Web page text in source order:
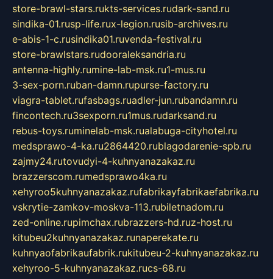
store-brawl-stars.rukts-services.rudark-sand.ru
sindika-01.rusp-life.rux-legion.rusib-archives.ru
e-abis-1-c.rusindika01.ruvenda-festival.ru
store-brawlstars.rudooraleksandria.ru
antenna-highly.rumine-lab-msk.ru1-mus.ru
3-sex-porn.ruban-damn.rupurse-factory.ru
viagra-tablet.rufasbags.ruadler-jun.rubandamn.ru
fincontech.ru3sexporn.ru1mus.rudarksand.ru
rebus-toys.ruminelab-msk.rualabuga-cityhotel.ru
medsprawo-4-ka.ru2864420.rublagodarenie-spb.ru
zajmy24.rutovudyi-4-kuhnyanazakaz.ru
brazzerscom.rumedsprawo4ka.ru
xehyroo5kuhnyanazakaz.rufabrikayfabrikaefabrika.ru
vskrytie-zamkov-moskva-113.rubiletnadom.ru
zed-online.rupimchax.rubrazzers-hd.ruz-host.ru
kitubeu2kuhnyanazakaz.runaperekate.ru
kuhnyaofabrikaufabrik.rukitubeu-2-kuhnyanazakaz.ru
xehyroo-5-kuhnyanazakaz.rucs-68.ru